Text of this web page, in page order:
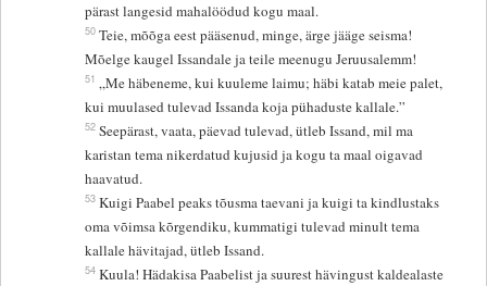
pärast langesid mahalöödud kogu maal.
50 Teie, mõõga eest pääsenud, minge, ärge jääge seisma!
Mõelge kaugel Issandale ja teile meenugu Jeruusalemm!
51 „Me häbeneme, kui kuuleme laimu; häbi katab meie palet,
kui muulased tulevad Issanda koja pühaduste kallale.”
52 Seepärast, vaata, päevad tulevad, ütleb Issand, mil ma
karistan tema nikerdatud kujusid ja kogu ta maal oigavad
haavatud.
53 Kuigi Paabel peaks tõusma taevani ja kuigi ta kindlustaks
oma võimsa kõrgendiku, kummatigi tulevad minult tema
kallale hävitajad, ütleb Issand.
54 Kuula! Hädakisa Paabelist ja suurest hävingust kaldealaste